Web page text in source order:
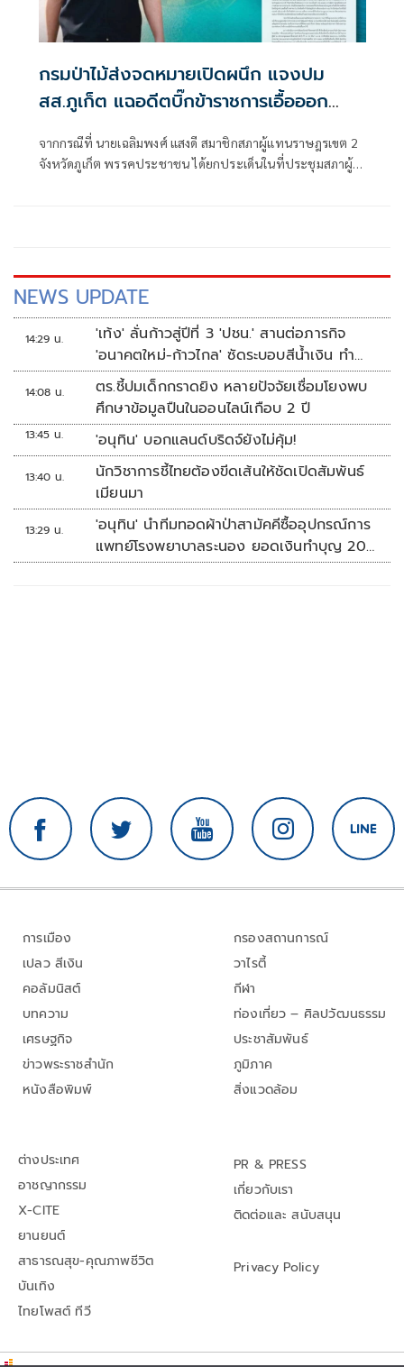
กรมป่าไม้ส่งจดหมายเปิดผนึก แจงปม
สส.ภูเก็ต แฉอดีตบิ๊กข้าราชการเอื้อออก
โฉนด 'หาดฟรีดอม-เกาะกระดาน' ยันไล่ออก
แล้ว-ไม่มีการจ่ายบำนาญ
จากกรณีที่ นายเฉลิมพงศ์ แสงดี สมาชิกสภาผู้แทนราษฎรเขต 2
จังหวัดภูเก็ต พรรคประชาชน ได้ยกประเด็นในที่ประชุมสภาผู้
NEWS UPDATE
14:29 น.
'เท้ง' ลั่นก้าวสู่ปีที่ 3 'ปชน.' สานต่อภารกิจ
'อนาคตใหม่-ก้าวไกล' ซัดระบอบสีน้ำเงิน ทำ
หลักนิติรัฐ-นิติธรรมสั่นคลอน
14:08 น.
ตร.ชี้ปมเด็กกราดยิง หลายปัจจัยเชื่อมโยงพบ
ศึกษาข้อมูลปืนในออนไลน์เกือบ 2 ปี
13:45 น. 'อนุทิน' บอกแลนด์บริดจ์ยังไม่คุ้ม!
13:40 น.
นักวิชาการชี้ไทยต้องขีดเส้นให้ชัดเปิดสัมพันธ์
เมียนมา
13:29 น.
'อนุทิน' นำทีมทอดผ้าป่าสามัคคีซื้ออุปกรณ์การ
แพทย์โรงพยาบาลระนอง ยอดเงินทำบุญ 20
ล้านบาท
การเมือง
เปลว สีเงิน
คอลัมนิสต์
บทความ
เศรษฐกิจ
ข่าวพระราชสำนัก
หนังสือพิมพ์
กรองสถานการณ์
วาไรตี้
กีฬา
ท่องเที่ยว – ศิลปวัฒนธรรม
ประชาสัมพันธ์
ภูมิภาค
สิ่งแวดล้อม
ต่างประเทศ
อาชญากรรม
X-CITE
ยานยนต์
สาธารณสุข-คุณภาพชีวิต
บันเทิง
ไทยโพสต์ ทีวี
PR & PRESS
เกี่ยวกับเรา
ติดต่อและ สนับสนุน
Privacy Policy